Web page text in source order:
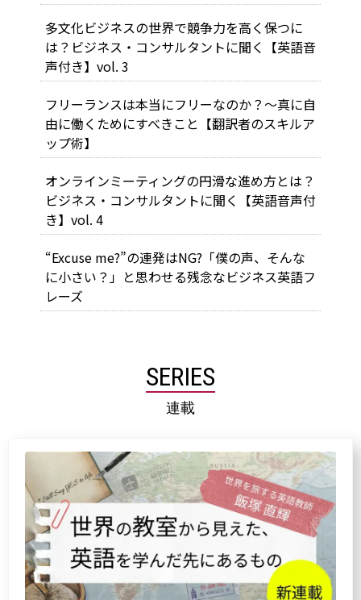
多文化ビジネスの世界で競争力を高く保つに
は？ビジネス・コンサルタントに聞く【英語音
声付き】vol. 3
フリーランスは本当にフリーなのか？～真に自
由に働くためにすべきこと【翻訳者のスキルア
ップ術】
オンラインミーティングの円滑な進め方とは？
ビジネス・コンサルタントに聞く【英語音声付
き】vol. 4
“Excuse me?”の連発はNG?「僕の声、そんな
に小さい？」と思わせる残念なビジネス英語フ
レーズ
SERIES
連載